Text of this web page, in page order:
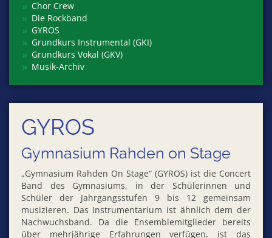
Chor Crew
Die Rockband
GYROS
Grundkurs Instrumental (GKI)
Grundkurs Vokal (GKV)
Musik-Archiv
GYROS
Gymnasium Rahden on Stage
„Gymnasium Rahden On Stage“ (GYROS) ist die Concert
Band des Gymnasiums, in der Schülerinnen und
Schüler der Jahrgangsstufen 9 bis 12 gemeinsam
musizieren. Das Instrumentarium ist ähnlich dem der
Nachwuchsband. Da die Ensemblemitglieder bereits
über mehrjährige Erfahrungen verfügen, ist das